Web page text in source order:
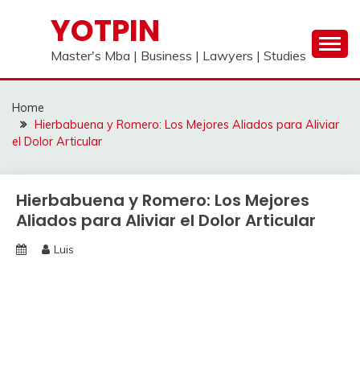
YOTPIN
Master's Mba | Business | Lawyers | Studies
Home
Hierbabuena y Romero: Los Mejores Aliados para Aliviar
el Dolor Articular
Hierbabuena y Romero: Los Mejores
Aliados para Aliviar el Dolor Articular
Luis